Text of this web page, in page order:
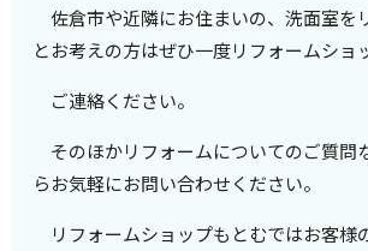
佐倉市や近隣にお住まいの、洗面室を
とお考えの方はぜひ一度リフォームショ
ご連絡ください。
そのほかリフォームについてのご質問
らお気軽にお問い合わせください。
リフォームショップもとむではお客様